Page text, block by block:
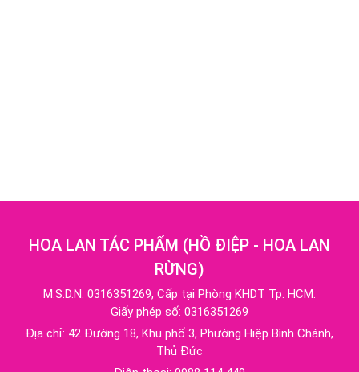
HOA LAN TÁC PHẨM (HỒ ĐIỆP - HOA LAN
RỪNG)
M.S.D.N: 0316351269, Cấp tại Phòng KHDT Tp. HCM.
Giấy phép số: 0316351269
Địa chỉ: 42 Đường 18, Khu phố 3, Phường Hiệp Bình Chánh,
Thủ Đức